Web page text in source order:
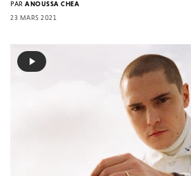
PAR ANOUSSA CHEA
23 MARS 2021